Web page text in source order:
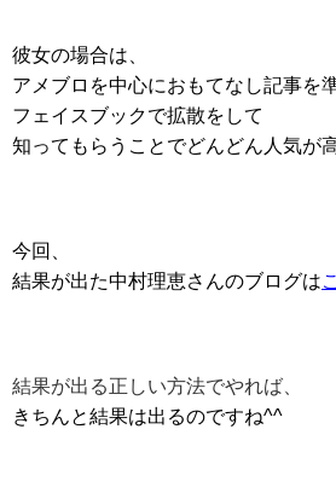
彼女の場合は、
アメブロを中心におもてなし記事を
フェイスブックで拡散をして
知ってもらうことでどんどん人気が
今回、
結果が出た中村理恵さんのブログは
結果が出る正しい方法でやれば、
きちんと結果は出るのですね^^